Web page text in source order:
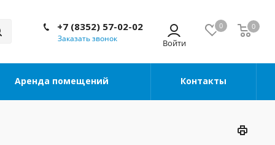
0 0
+7 (8352) 57-02-02
Заказать звонок
Аренда помещений Контакты